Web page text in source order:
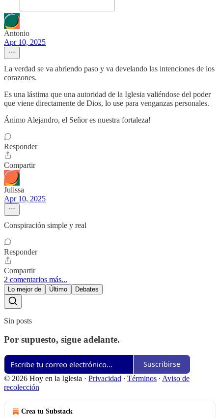
Antonio
Apr 10, 2025
La verdad se va abriendo paso y va develando las intenciones de los
corazones.
Es una lástima que una autoridad de la Iglesia valiéndose del poder
que viene directamente de Dios, lo use para venganzas personales.
Ánimo Alejandro, el Señor es nuestra fortaleza!
Responder
Compartir
Julissa
Apr 10, 2025
Conspiración simple y real
Responder
Compartir
2 comentarios más...
Lo mejor de Último Debates
Sin posts
Por supuesto, sigue adelante.
Suscribirse
© 2026 Hoy en la Iglesia · Privacidad ∙ Términos ∙ Aviso de
recolección
Crea tu Substack